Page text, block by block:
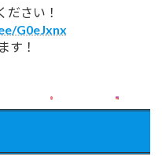
ださい！
G0eJxnx
す！